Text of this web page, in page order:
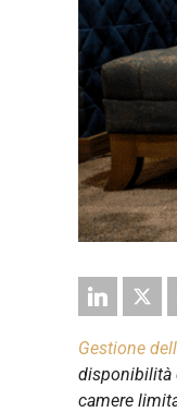
Gestione
disponibilità
camere